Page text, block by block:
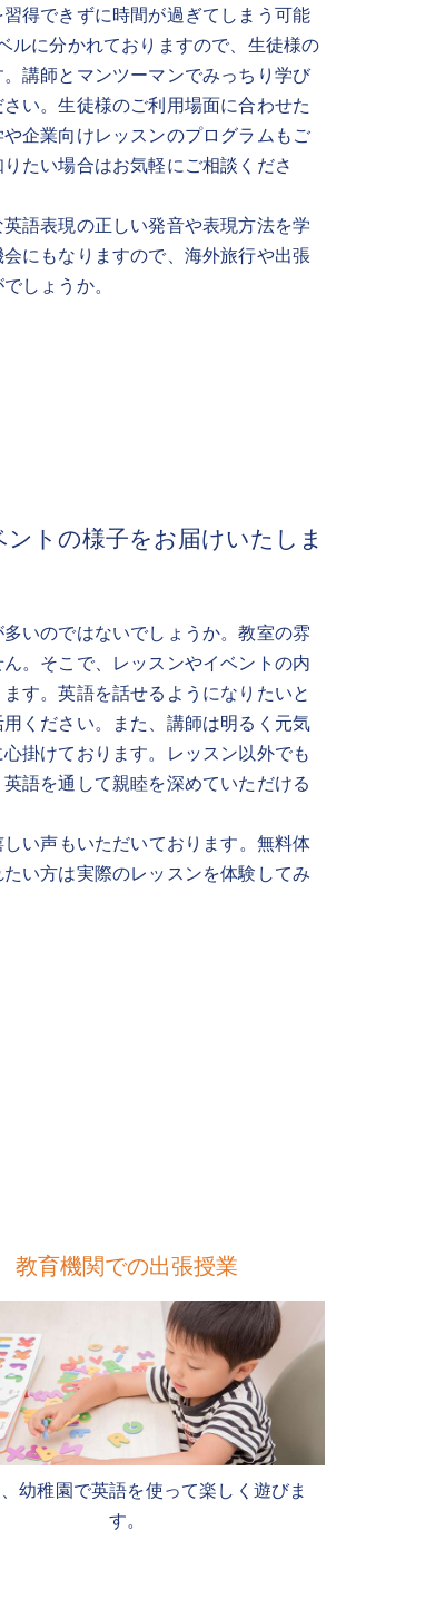
得できずに時間が過ぎてしまう可能
ルに分かれておりますので、生徒様の
講師とマンツーマンでみっちり学び
い。生徒様のご利用場面に合わせた
企業向けレッスンのプログラムもご
たい場合はお気軽にご相談くださ
語表現の正しい発音や表現方法を学
にもなりますので、海外旅行や出張
しょうか。
トの様子をお届けいたしま
いのではないでしょうか。教室の雰
。そこで、レッスンやイベントの内
す。英語を話せるようになりたいと
ください。また、講師は明るく元気
掛けております。レッスン以外でも
語を通して親睦を深めていただける
い声もいただいております。無料体
い方は実際のレッスンを体験してみ
教育機関での出張授業
幼稚園で英語を使って楽しく遊びま
す。